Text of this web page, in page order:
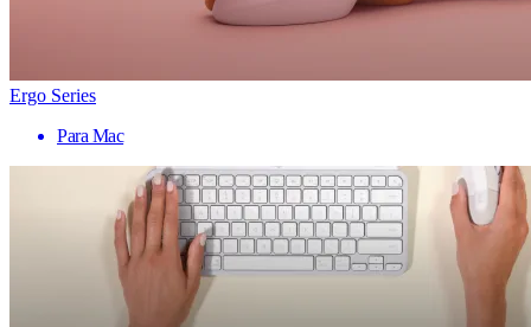
Ergo Series
Para Mac